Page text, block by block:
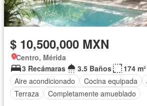
$ 10,500,000 MXN
Centro, Mérida
3 Recámaras
3.5 Baños
174 m²
Aire acondicionado
Cocina equipada
Terraza
Completamente amueblado